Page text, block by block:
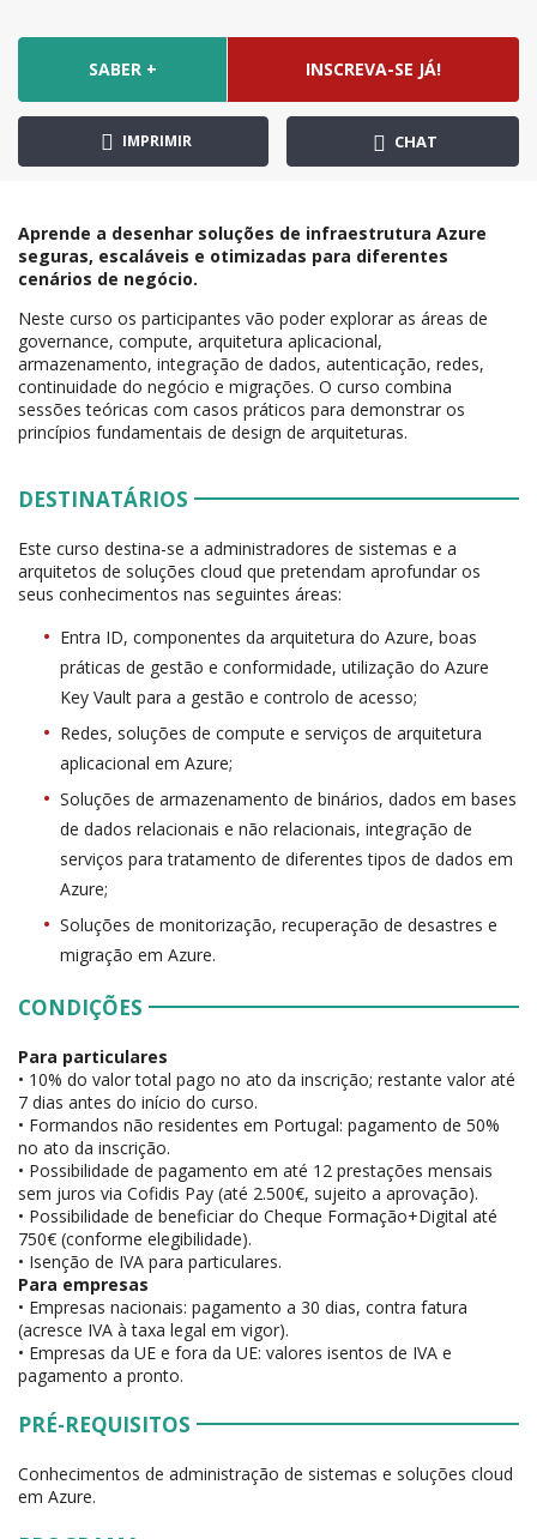
SABER + INSCREVA-SE JÁ!
IMPRIMIR CHAT
Aprende a desenhar soluções de infraestrutura Azure
seguras, escaláveis e otimizadas para diferentes
cenários de negócio.
Neste curso os participantes vão poder explorar as áreas de
governance, compute, arquitetura aplicacional,
armazenamento, integração de dados, autenticação, redes,
continuidade do negócio e migrações. O curso combina
sessões teóricas com casos práticos para demonstrar os
princípios fundamentais de design de arquiteturas.
DESTINATÁRIOS
Este curso destina-se a administradores de sistemas e a
arquitetos de soluções cloud que pretendam aprofundar os
seus conhecimentos nas seguintes áreas:
Entra ID, componentes da arquitetura do Azure, boas
práticas de gestão e conformidade, utilização do Azure
Key Vault para a gestão e controlo de acesso;
Redes, soluções de compute e serviços de arquitetura
aplicacional em Azure;
Soluções de armazenamento de binários, dados em bases
de dados relacionais e não relacionais, integração de
serviços para tratamento de diferentes tipos de dados em
Azure;
Soluções de monitorização, recuperação de desastres e
migração em Azure.
CONDIÇÕES
Para particulares
• 10% do valor total pago no ato da inscrição; restante valor até
7 dias antes do início do curso.
• Formandos não residentes em Portugal: pagamento de 50%
no ato da inscrição.
• Possibilidade de pagamento em até 12 prestações mensais
sem juros via Cofidis Pay (até 2.500€, sujeito a aprovação).
• Possibilidade de beneficiar do Cheque Formação+Digital até
750€ (conforme elegibilidade).
• Isenção de IVA para particulares.
Para empresas
• Empresas nacionais: pagamento a 30 dias, contra fatura
(acresce IVA à taxa legal em vigor).
• Empresas da UE e fora da UE: valores isentos de IVA e
pagamento a pronto.
PRÉ-REQUISITOS
Conhecimentos de administração de sistemas e soluções cloud
em Azure.